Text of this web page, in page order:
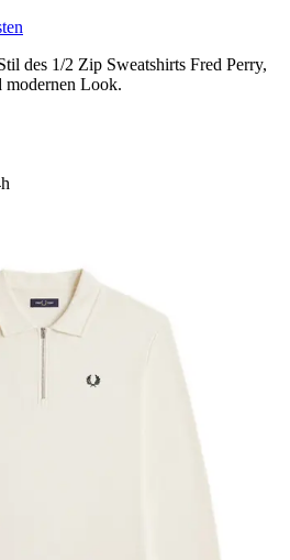
des 1/2 Zip Sweatshirts Fred Perry,
modernen Look.